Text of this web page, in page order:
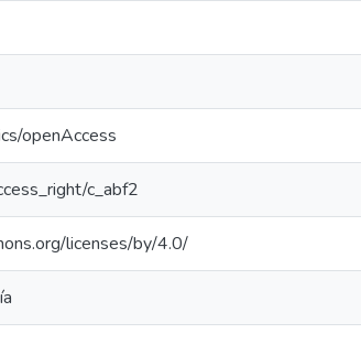
openAccess
c_abf2
licenses/by/4.0/